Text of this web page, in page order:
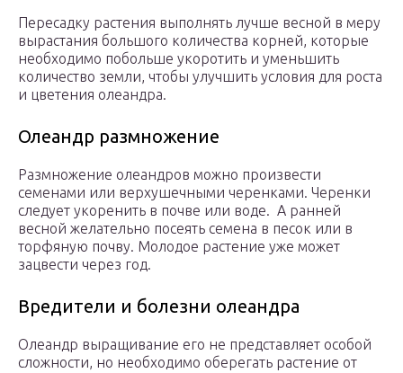
Пересадку растения выполнять лучше весной в меру
вырастания большого количества корней, которые
необходимо побольше укоротить и уменьшить
количество земли, чтобы улучшить условия для роста
и цветения олеандра.
Олеандр размножение
Размножение олеандров можно произвести
семенами или верхушечными черенками. Черенки
следует укоренить в почве или воде. А ранней
весной желательно посеять семена в песок или в
торфяную почву. Молодое растение уже может
зацвести через год.
Вредители и болезни олеандра
Олеандр выращивание его не представляет особой
сложности, но необходимо оберегать растение от